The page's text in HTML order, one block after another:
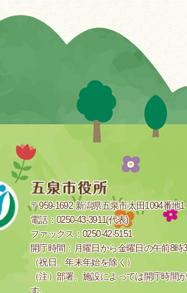
〒959-1692 新潟県五泉市太田1094番地1
電話：0250-43-3911(代表)
ファックス：0250-42-5151
開庁時間：月曜日から金曜日の午前8時
（祝日、年末年始を除く）
（注）部署、施設によっては開庁時間
す。